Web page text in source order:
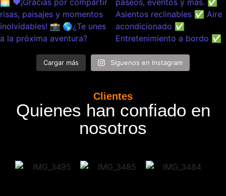
Cargar más Síguenos en Instagram
Clientes
Quienes han confiado en
nosotros